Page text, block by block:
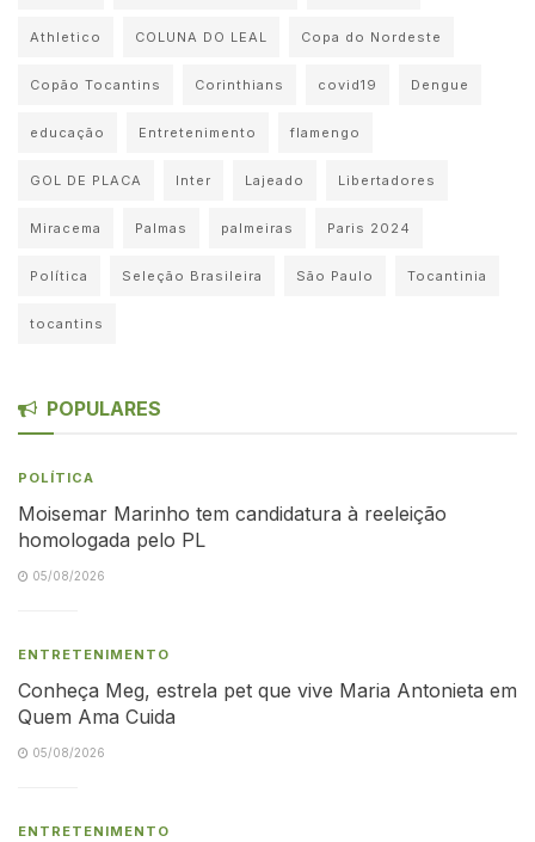
Athletico COLUNA DO LEAL Copa do Nordeste
Copão Tocantins Corinthians covid19 Dengue
educação Entretenimento flamengo
GOL DE PLACA Inter Lajeado Libertadores
Miracema Palmas palmeiras Paris 2024
Política Seleção Brasileira São Paulo Tocantinia
tocantins
POPULARES
POLÍTICA
Moisemar Marinho tem candidatura à reeleição
homologada pelo PL
05/08/2026
ENTRETENIMENTO
Conheça Meg, estrela pet que vive Maria Antonieta em
Quem Ama Cuida
05/08/2026
ENTRETENIMENTO